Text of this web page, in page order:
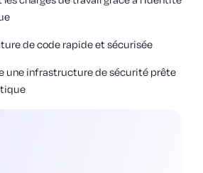
de code rapide et sécurisée
une infrastructure de sécurité prête